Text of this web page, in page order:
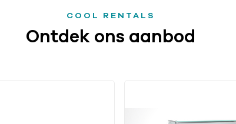
COOL RENTALS
Ontdek ons aanbod